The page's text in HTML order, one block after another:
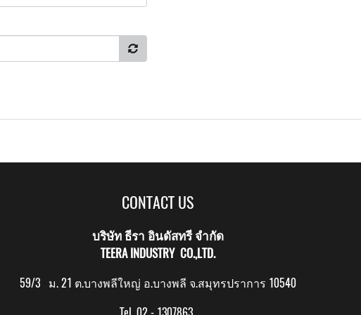
CONTACT US
บริษัท ธีรา อินดัสทรี จำกัด
TEERA INDUSTRY CO.,LTD.
59/3 ม. 21 ต.บางพลีใหญ่ อ.บางพลี จ.สมุทรปราการ 10540